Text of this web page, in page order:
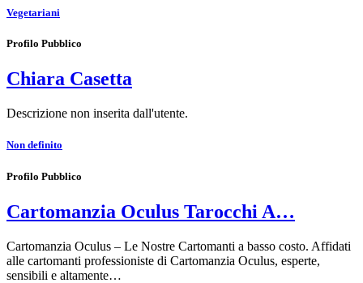
Vegetariani
Profilo Pubblico
Chiara Casetta
Descrizione non inserita dall'utente.
Non definito
Profilo Pubblico
Cartomanzia Oculus Tarocchi A…
Cartomanzia Oculus – Le Nostre Cartomanti a basso costo. Affidati
alle cartomanti professioniste di Cartomanzia Oculus, esperte,
sensibili e altamente…